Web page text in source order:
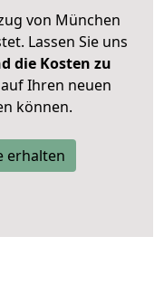
von München
Lassen Sie uns
die Kosten zu
Ihren neuen
können.
erhalten